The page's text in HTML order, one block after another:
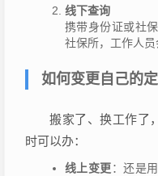
线下查询
携带身份证或社
社保所，工作人员
如何变更自己的
搬家了、换工作了
时可以办：
线上变更：还是